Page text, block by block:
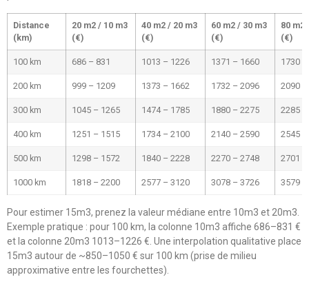
Distance
(km)
20 m2 / 10 m3
(€)
40 m2 / 20 m3
(€)
60 m2 / 30 m3
(€)
80 m2
(€)
100 km 686 – 831 1013 – 1226 1371 – 1660 1730
200 km 999 – 1209 1373 – 1662 1732 – 2096 2090
300 km 1045 – 1265 1474 – 1785 1880 – 2275 2285
400 km 1251 – 1515 1734 – 2100 2140 – 2590 2545
500 km 1298 – 1572 1840 – 2228 2270 – 2748 2701
1000 km 1818 – 2200 2577 – 3120 3078 – 3726 3579
Pour estimer 15m3, prenez la valeur médiane entre 10m3 et 20m3.
Exemple pratique : pour 100 km, la colonne 10m3 affiche 686–831 €
et la colonne 20m3 1013–1226 €. Une interpolation qualitative place
15m3 autour de ~850–1050 € sur 100 km (prise de milieu
approximative entre les fourchettes).